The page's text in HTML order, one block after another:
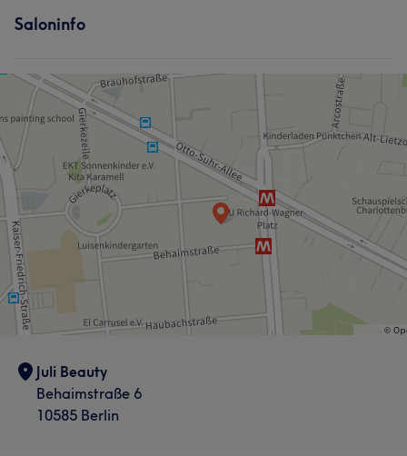
Saloninfo
Juli Beauty
Behaimstraße 6
10585 Berlin